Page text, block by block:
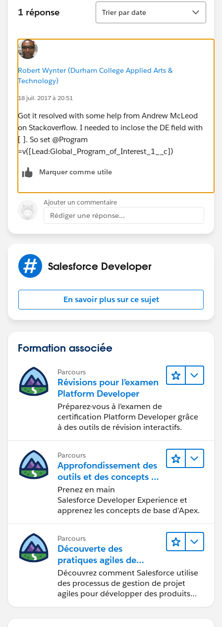
1 réponse
Tri
Trier par date
Robert Wynter (Durham College Applied Arts &
Technology)
18 juil. 2017 à 20:51
Got it resolved with some help from Andrew McLeod
on Stackoverflow. I needed to inclose the DE field with
[ ]. So set @Program
=v([Lead:Global_Program_of_Interest_1__c])
Marquer comme utile
Ajouter un commentaire
Rédiger une réponse...
Salesforce Developer
En savoir plus sur ce sujet
Formation associée
Parcours
Révisions pour l’examen
Platform Developer
Préparez-vous à l’examen de
certification Platform Developer grâce
à des outils de révision interactifs.
Parcours
Approfondissement des
outils et des concepts de
développement
Salesforce
Prenez en main
Salesforce Developer Experience et
apprenez les concepts de base d’Apex.
Parcours
Découverte des
pratiques agiles de
Salesforce
Découvrez comment Salesforce utilise
des processus de gestion de projet
agiles pour développer des produits